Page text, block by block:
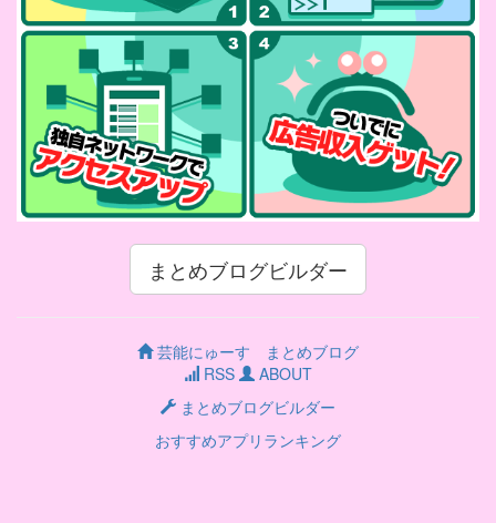
まとめブログビルダー
芸能にゅーす まとめブログ
RSS
ABOUT
まとめブログビルダー
おすすめアプリランキング